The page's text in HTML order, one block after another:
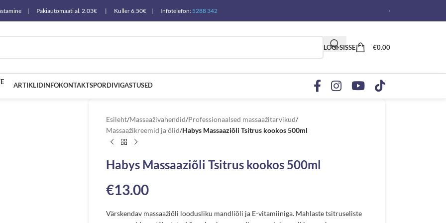
tagastamine | Pakiautomaati al. 2.03€ | Kuller 6.50€ | Infotelefon: 5288 342
LOGI SISSE €0.00
ARTIKLIDINFOKONTAKTSPORDIVIGASTUSED
Esileht/Massaaživahendid/Professionaalsed massaažitarvikud/
Massaažikreemid ja õlid/Habys Massaaziõli Tsitrus kookos 500ml
Habys Massaaziõli Tsitrus kookos 500ml
€13.00
Värskendav massaažiõli loodusliku mandliõli ja E-vitamiiniga. Mahlaste tsitruseliste